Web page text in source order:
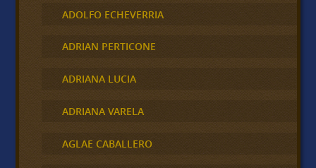
ADOLFO ECHEVERRIA
ADRIAN PERTICONE
ADRIANA LUCIA
ADRIANA VARELA
AGLAE CABALLERO